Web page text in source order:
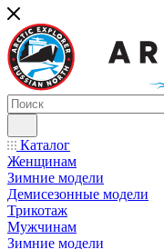
Каталог
Женщинам
Зимние модели
Демисезонные модели
Трикотаж
Мужчинам
Зимние модели